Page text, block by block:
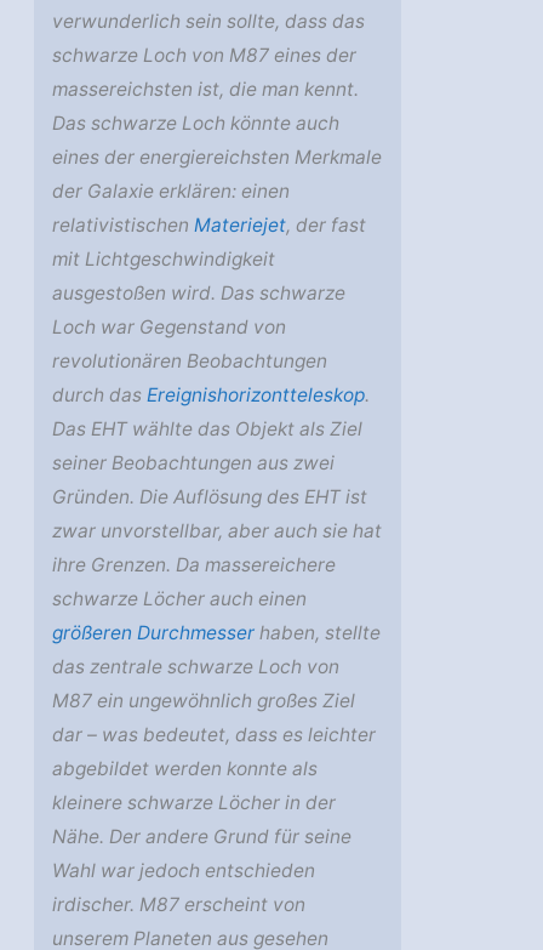
verwunderlich sein sollte, dass das
schwarze Loch von M87 eines der
massereichsten ist, die man kennt.
Das schwarze Loch könnte auch
eines der energiereichsten Merkmale
der Galaxie erklären: einen
relativistischenMateriejet, der fast
mit Lichtgeschwindigkeit
ausgestoßen wird. Das schwarze
Loch war Gegenstand von
revolutionären Beobachtungen
durch dasEreignishorizontteleskop.
Das EHT wählte das Objekt als Ziel
seiner Beobachtungen aus zwei
Gründen. Die Auflösung des EHT ist
zwar unvorstellbar, aber auch sie hat
ihre Grenzen. Da massereichere
schwarze Löcher auch einen
größeren Durchmesser haben, stellte
das zentrale schwarze Loch von
M87 ein ungewöhnlich großes Ziel
dar – was bedeutet, dass es leichter
abgebildet werden konnte als
kleinere schwarze Löcher in der
Nähe. Der andere Grund für seine
Wahl war jedoch entschieden
irdischer. M87 erscheint von
unserem Planeten aus gesehen